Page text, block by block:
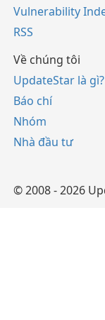
Vulnerability
RSS
Về chúng tôi
UpdateStar là gì?
Báo chí
Nhóm
Nhà đầu tư
© 2008 - 2026